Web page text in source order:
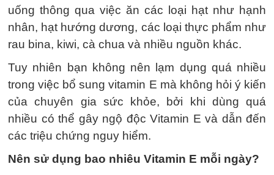
uống thông qua việc ăn các loại hạt như hạnh
nhân, hạt hướng dương, các loại thực phẩm như
rau bina, kiwi, cà chua và nhiều nguồn khác.
Tuy nhiên bạn không nên lạm dụng quá nhiều
trong việc bổ sung vitamin E mà không hỏi ý kiến
của chuyên gia sức khỏe, bởi khi dùng quá
nhiều có thể gây ngộ độc Vitamin E và dẫn đến
các triệu chứng nguy hiểm.
Nên sử dụng bao nhiêu Vitamin E mỗi ngày?